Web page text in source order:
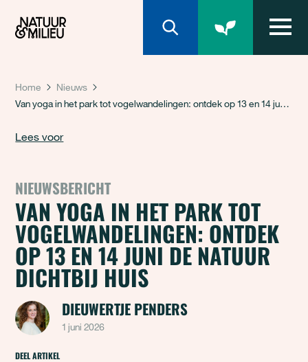
Home
Nieuws
Van yoga in het park tot vogelwandelingen: ontdek op 13 en 14 juni de natuur dichtbij huis
Lees voor
NIEUWSBERICHT
VAN YOGA IN HET PARK TOT
VOGELWANDELINGEN: ONTDEK
OP 13 EN 14 JUNI DE NATUUR
DICHTBIJ HUIS
DIEUWERTJE PENDERS
1 juni 2026
DEEL ARTIKEL